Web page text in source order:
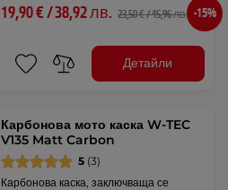
19,90 € / 38,92 лв. 23,50 € / 45,96 лв. -15%
Детайли
Карбонова мото каска W-TEC
V135 Matt Carbon
5 (3)
Карбонова каска, заключваща се